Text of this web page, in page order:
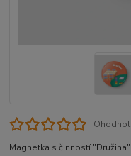
Magnetka s činností